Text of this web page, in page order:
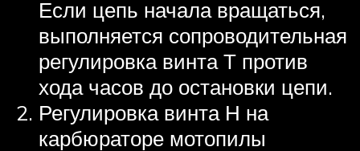
Если цепь начала вращаться,
выполняется сопроводительная
регулировка винта Т против
хода часов до остановки цепи.
Регулировка винта Н на
карбюраторе мотопилы